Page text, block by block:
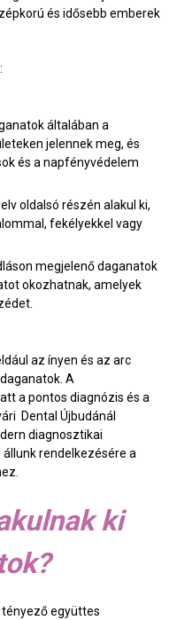
és idősebb emberek
általában a
jelennek meg, és
és a napfényvédelem
oldalsó részén alakul ki,
fekélyekkel vagy
megjelenő daganatok
okozhatnak, amelyek
az ínyen és az arc
A
a pontos diagnózis és a
Dental Újbudánál
diagnosztikai
rendelkezésére a
ki
együttes